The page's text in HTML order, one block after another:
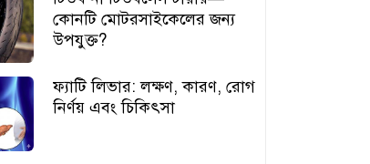
কোনটি মোটরসাইকেলের জন্য
উপযুক্ত?
ফ্যাটি লিভার: লক্ষণ, কারণ, রোগ
নির্ণয় এবং চিকিৎসা